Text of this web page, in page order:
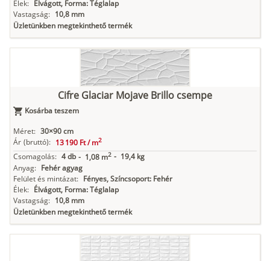
Élek: Élvágott, Forma: Téglalap
Vastagság: 10,8 mm
Üzletünkben megtekinthető termék
Cifre Glaciar Mojave Brillo csempe
Kosárba teszem
Méret: 30×90 cm
Ár (bruttó): 13 190 Ft /m2
Csomagolás: 4 db - 1,08 m2 - 19,4 kg
Anyag: Fehér agyag
Felület és mintázat: Fényes, Színcsoport: Fehér
Élek: Élvágott, Forma: Téglalap
Vastagság: 10,8 mm
Üzletünkben megtekinthető termék